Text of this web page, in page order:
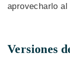
aprovecharlo al
Versiones